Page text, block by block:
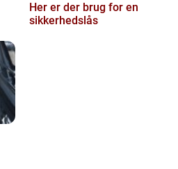
Her er der brug for en
sikkerhedslås